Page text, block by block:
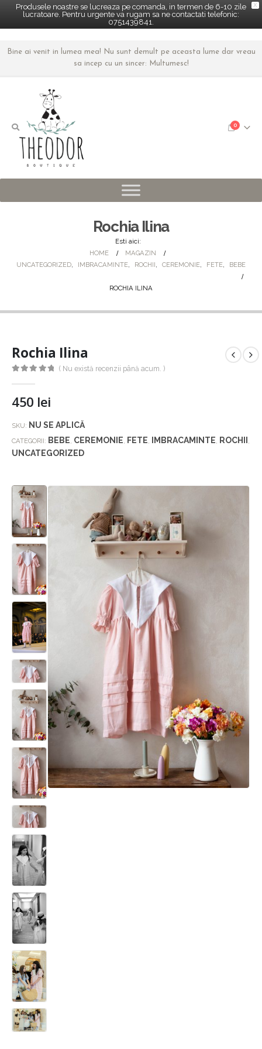
X
Produsele noastre se lucreaza pe comanda, in termen de 6-10 zile
lucratoare. Pentru urgente va rugam sa ne contactati telefonic:
0751439841.
Bine ai venit in lumea mea! Nu sunt demult pe aceasta lume dar vreau
sa incep cu un sincer: Multumesc!
0
Rochia Ilina
Esti aici:
HOME
MAGAZIN
UNCATEGORIZED, IMBRACAMINTE, ROCHII, CEREMONIE, FETE, BEBE
ROCHIA ILINA
Rochia Ilina
( Nu există recenzii până acum. )
450 lei
SKU: NU SE APLICĂ
CATEGORII: BEBE, CEREMONIE, FETE, IMBRACAMINTE, ROCHII ,
UNCATEGORIZED